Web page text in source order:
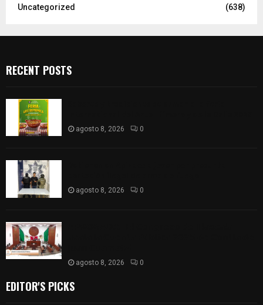
Uncategorized
(638)
RECENT POSTS
agosto 8, 2026 0
agosto 8, 2026 0
agosto 8, 2026 0
EDITOR'S PICKS